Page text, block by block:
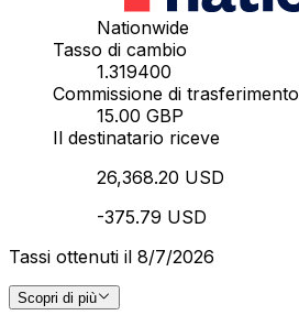
Nationwide
Tasso di cambio
1.319400
Commissione di trasferimento
15.00 GBP
Il destinatario riceve
26,368.20 USD
-375.79 USD
Tassi ottenuti il 8/7/2026
Scopri di più